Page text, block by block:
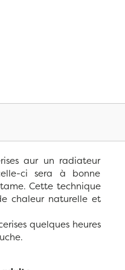
aur un radiateur
ci sera à bonne
Cette technique
chaleur naturelle et
quelques heures